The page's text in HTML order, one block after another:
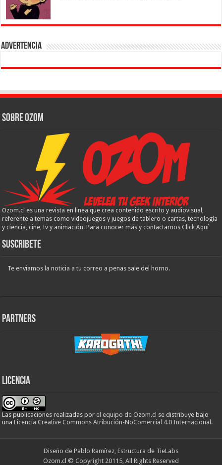
Advertencia
Sobre Ozom
Ozom.cl es una revista en linea que crea contenido escrito y audiovisual,
referente a temas como videojuegos y juegos de tablero o cartas, tecnología
y ciencia, cine, tv y animación. Para conocer más y contactarnos Click Aquí
Suscribete
Te enviamos la noticia a tu correo a penas sale del horno.
Partners
Licencia
Las publicaciones realizadas por el equipo de Ozom.cl se distribuye bajo
unaLicencia Creative Commons Atribución-NoComercial 4.0 Internacional .
Diseño de Pablo Ramírez, Estructura de TieLabs
Ozom.cl © Copyright 20115, All Rights Reserved